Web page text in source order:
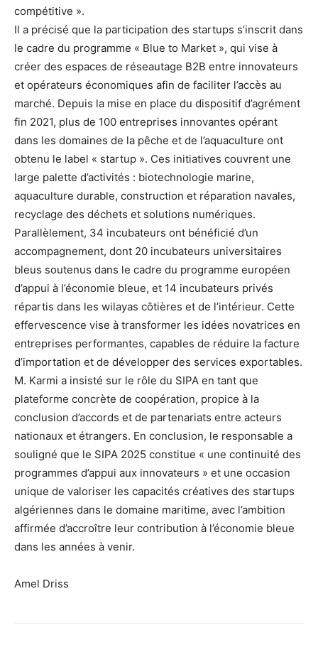
compétitive ».
Il a précisé que la participation des startups s’inscrit dans
le cadre du programme « Blue to Market », qui vise à
créer des espaces de réseautage B2B entre innovateurs
et opérateurs économiques afin de faciliter l’accès au
marché. Depuis la mise en place du dispositif d’agrément
fin 2021, plus de 100 entreprises innovantes opérant
dans les domaines de la pêche et de l’aquaculture ont
obtenu le label « startup ». Ces initiatives couvrent une
large palette d’activités : biotechnologie marine,
aquaculture durable, construction et réparation navales,
recyclage des déchets et solutions numériques.
Parallèlement, 34 incubateurs ont bénéficié d’un
accompagnement, dont 20 incubateurs universitaires
bleus soutenus dans le cadre du programme européen
d’appui à l’économie bleue, et 14 incubateurs privés
répartis dans les wilayas côtières et de l’intérieur. Cette
effervescence vise à transformer les idées novatrices en
entreprises performantes, capables de réduire la facture
d’importation et de développer des services exportables.
M. Karmi a insisté sur le rôle du SIPA en tant que
plateforme concrète de coopération, propice à la
conclusion d’accords et de partenariats entre acteurs
nationaux et étrangers. En conclusion, le responsable a
souligné que le SIPA 2025 constitue « une continuité des
programmes d’appui aux innovateurs » et une occasion
unique de valoriser les capacités créatives des startups
algériennes dans le domaine maritime, avec l’ambition
affirmée d’accroître leur contribution à l’économie bleue
dans les années à venir.
Amel Driss